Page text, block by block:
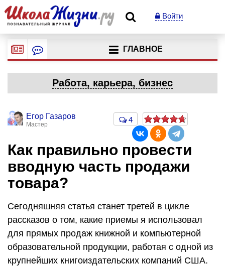
Войти
ГЛАВНОЕ
Работа, карьера, бизнес
Егор Газаров
Мастер
4
Как правильно провести
вводную часть продажи
товара?
Сегодняшняя статья станет третей в цикле
рассказов о том, какие приемы я использовал
для прямых продаж книжной и компьютерной
образовательной продукции, работая с одной из
крупнейших книгоиздательских компаний США.